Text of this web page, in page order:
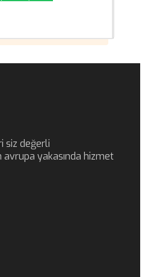
siz değerli
yakasında hizmet